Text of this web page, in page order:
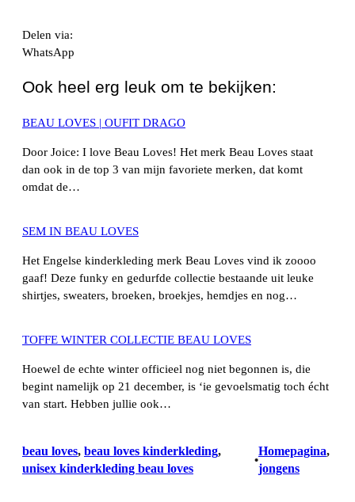
Delen via:
WhatsApp
Ook heel erg leuk om te bekijken:
BEAU LOVES | OUFIT DRAGO
Door Joice: I love Beau Loves! Het merk Beau Loves staat
dan ook in de top 3 van mijn favoriete merken, dat komt
omdat de…
SEM IN BEAU LOVES
Het Engelse kinderkleding merk Beau Loves vind ik zoooo
gaaf! Deze funky en gedurfde collectie bestaande uit leuke
shirtjes, sweaters, broeken, broekjes, hemdjes en nog…
TOFFE WINTER COLLECTIE BEAU LOVES
Hoewel de echte winter officieel nog niet begonnen is, die
begint namelijk op 21 december, is ‘ie gevoelsmatig toch écht
van start. Hebben jullie ook…
beau loves, beau loves kinderkleding
unisex kinderkleding beau loves
•
Homepagina
jongens